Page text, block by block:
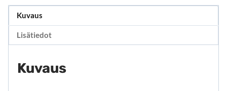
Kuvaus
Lisätiedot
Kuvaus